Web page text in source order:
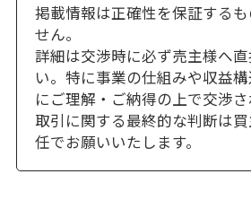
掲載情報は正確性を保証する
せん。
詳細は交渉時に必ず売主様へ
い。特に事業の仕組みや収益
にご理解・ご納得の上で交渉さ
取引に関する最終的な判断は
任でお願いいたします。